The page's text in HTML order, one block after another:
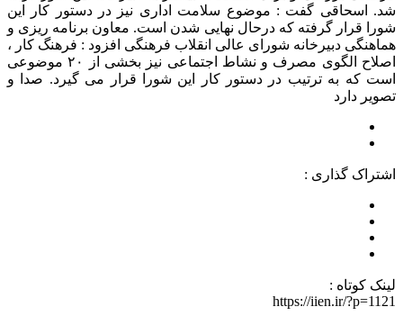
شد. اسحاقی گفت : موضوع سلامت اداری نیز در دستور کار این
شورا قرار گرفته که درحال نهایی شدن است. معاون برنامه ریزی و
هماهنگی دبیرخانه شورای عالی انقلاب فرهنگی افزود : فرهنگ کار ،
اصلاح الگوی مصرف و نشاط اجتماعی نیز بخشی از ۲۰ موضوعی
است که به ترتیب در دستور کار این شورا قرار می گیرد. صدا و
تصویر دارد
اشتراک گذاری :
لینک کوتاه :
https://iien.ir/?p=1121